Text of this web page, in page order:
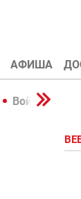
АФИША
Война в